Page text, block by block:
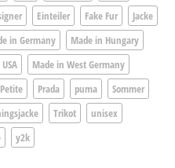
Einteiler Fake Fur
Jacke
in Germany
Made in Hungary
Made in West Germany
Petite Prada puma
Sommer
Trikot
unisex
y2k